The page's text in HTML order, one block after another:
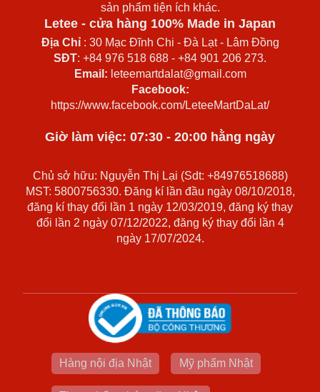
sản phẩm tiện ích khác.
Letee - cửa hàng 100% Made in Japan
Địa Chỉ: 30 Mạc Đĩnh Chi - Đà Lạt - Lâm Đồng
SĐT: +84 976 518 688 - +84 901 206 273.
Email: leteemartdalat@gmail.com
Facebook:
https://www.facebook.com/LeteeMartDaLat/
Giờ làm việc: 07:30 - 20:00 hằng ngày
Chủ sở hữu: Nguyễn Thị Lại (Sdt: +84976518688)
MST: 5800756330. Đăng kí lần đầu ngày 08/10/2018,
đăng kí thay đổi lần 1 ngày 12/03/2019, đăng ký thay
đổi lần 2 ngày 07/12/2022, đăng ký thay đổi lần 4
ngày 17/07/2024.
Hàng nội địa Nhật Mỹ phẩm Nhật